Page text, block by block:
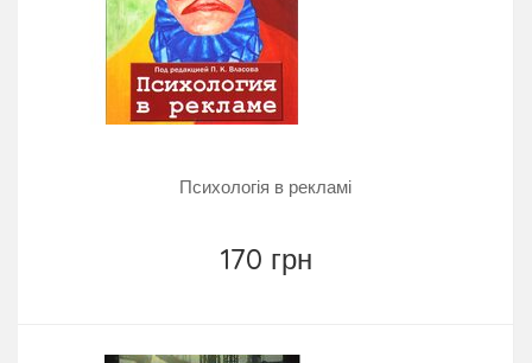
Психологія в рекламі
170 грн